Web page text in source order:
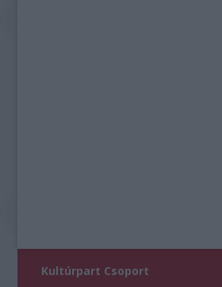
Kultúrpart Csoport